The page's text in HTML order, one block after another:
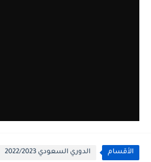
الأقسام الدوري السعودي 2022/2023